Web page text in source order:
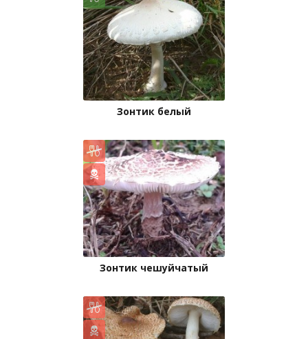
Зонтик белый
Зонтик чешуйчатый